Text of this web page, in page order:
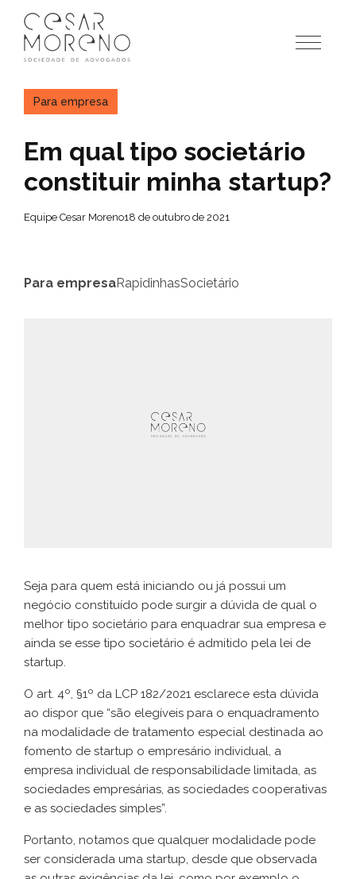
para
conteúdo
Para empresa
Em qual tipo societário
constituir minha startup?
Equipe Cesar Moreno18 de outubro de 2021
Para empresaRapidinhasSocietário
Seja para quem está iniciando ou já possui um
negócio constituído pode surgir a dúvida de qual o
melhor tipo societário para enquadrar sua empresa e
ainda se esse tipo societário é admitido pela lei de
startup.
O art. 4º, §1º da LCP 182/2021 esclarece esta dúvida
ao dispor que “são elegíveis para o enquadramento
na modalidade de tratamento especial destinada ao
fomento de startup o empresário individual, a
empresa individual de responsabilidade limitada, as
sociedades empresárias, as sociedades cooperativas
e as sociedades simples”.
Portanto, notamos que qualquer modalidade pode
ser considerada uma startup, desde que observada